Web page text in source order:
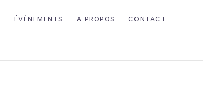
ÉVÈNEMENTS A PROPOS CONTACT